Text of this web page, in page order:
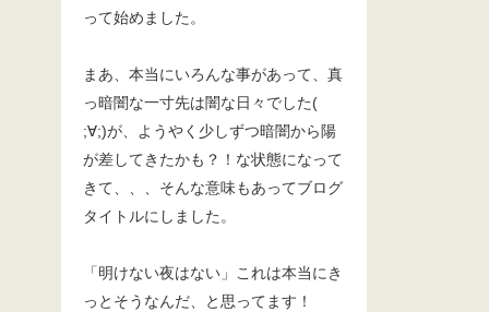
って始めました。
まあ、本当にいろんな事があって、真
っ暗闇な一寸先は闇な日々でした(
;∀;)が、ようやく少しずつ暗闇から陽
が差してきたかも？！な状態になって
きて、、、そんな意味もあってブログ
タイトルにしました。
「明けない夜はない」これは本当にき
っとそうなんだ、と思ってます！